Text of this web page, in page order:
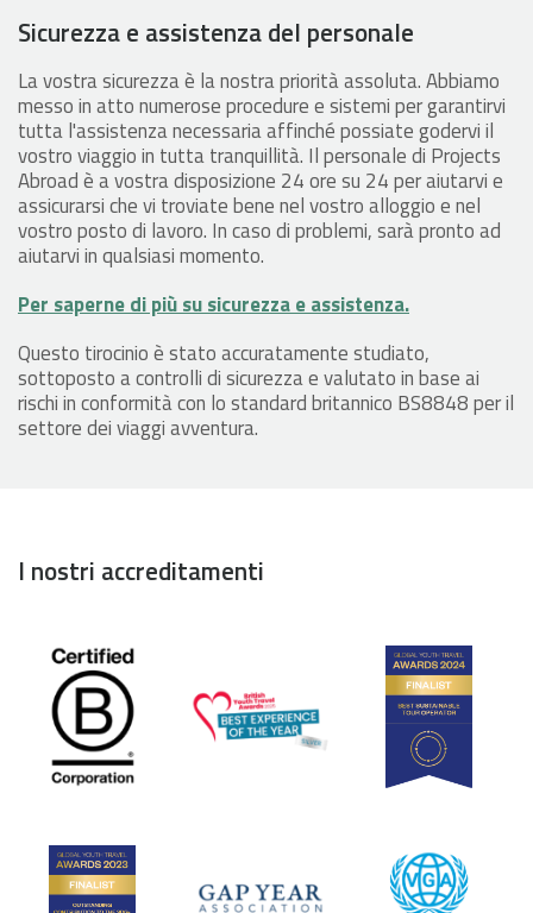
Sicurezza e assistenza del personale
La vostra sicurezza è la nostra priorità assoluta. Abbiamo
messo in atto numerose procedure e sistemi per garantirvi
tutta l'assistenza necessaria affinché possiate godervi il
vostro viaggio in tutta tranquillità. Il personale di Projects
Abroad è a vostra disposizione 24 ore su 24 per aiutarvi e
assicurarsi che vi troviate bene nel vostro alloggio e nel
vostro posto di lavoro. In caso di problemi, sarà pronto ad
aiutarvi in qualsiasi momento.
Per saperne di più su sicurezza e assistenza.
Questo tirocinio è stato accuratamente studiato,
sottoposto a controlli di sicurezza e valutato in base ai
rischi in conformità con lo standard britannico BS8848 per il
settore dei viaggi avventura.
I nostri accreditamenti